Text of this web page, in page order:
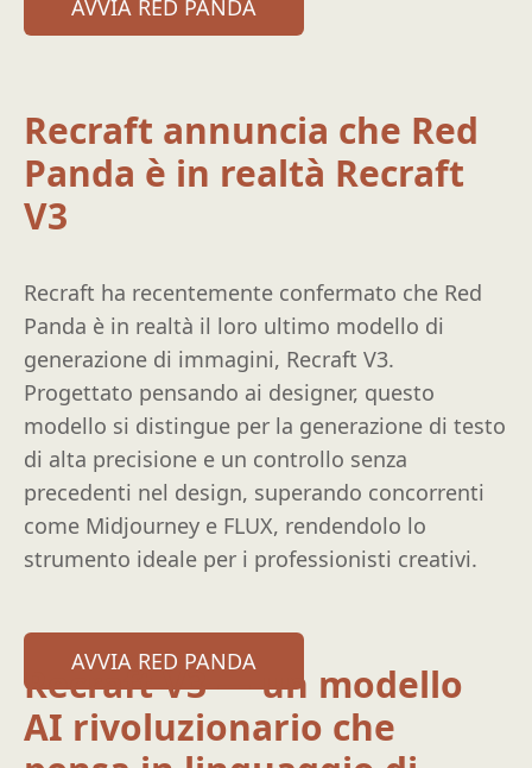
AVVIA RED PANDA
Recraft annuncia che Red
Panda è in realtà Recraft
V3
Recraft ha recentemente confermato che Red
Panda è in realtà il loro ultimo modello di
generazione di immagini, Recraft V3.
Progettato pensando ai designer, questo
modello si distingue per la generazione di testo
di alta precisione e un controllo senza
precedenti nel design, superando concorrenti
come Midjourney e FLUX, rendendolo lo
strumento ideale per i professionisti creativi.
AVVIA RED PANDA
Recraft V3 — un modello
AI rivoluzionario che